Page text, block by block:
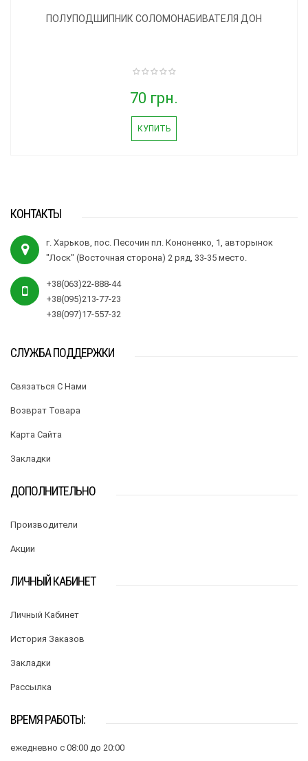
ПОЛУПОДШИПНИК СОЛОМОНАБИВАТЕЛЯ ДОН
70 грн.
КУПИТЬ
КОНТАКТЫ
г. Харьков, пос. Песочин пл. Кононенко, 1, авторынок
"Лоск" (Восточная сторона) 2 ряд, 33-35 место.
+38(063)22-888-44
+38(095)213-77-23
+38(097)17-557-32
СЛУЖБА ПОДДЕРЖКИ
Связаться С Нами
Возврат Товара
Карта Сайта
Закладки
ДОПОЛНИТЕЛЬНО
Производители
Акции
ЛИЧНЫЙ КАБИНЕТ
Личный Кабинет
История Заказов
Закладки
Рассылка
ВРЕМЯ РАБОТЫ:
ежедневно с 08:00 до 20:00